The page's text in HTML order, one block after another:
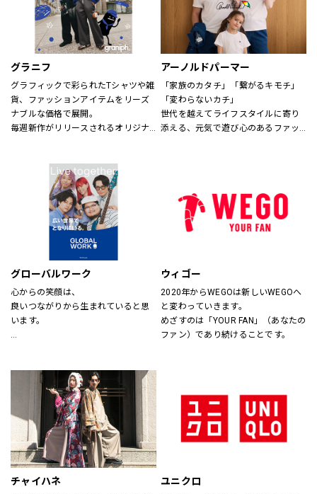
グラニフ
グラフィックで彩られたTシャツや雑
貨、ファッションアイテムをリーズ
ナブルな価格で展開。
毎週新作がリリースされるオリジナ
なコラボレーションまで、
幅広い年代にお楽しみいただける、
さまざまなグラフィックアイテムを
取り揃えてお待ちしております。
アーノルドパーマー
「家族のカタチ」「繋がるキモチ」
「変わらないカチ」
世代を越えてライフスタイルに寄り
添える、元気で遊び心のあるファッ
※イーアスつくば店ではキッズの取
扱いはございません。
グローバルワーク
心からの笑顔は、
良いつながりから生まれていると思
います。
あなたの大切な人と、もっと笑顔に
なれる服を。
心地よさや好感を大切にした
“Good Feeling Wear”で
そんなつながりを、笑顔を、つくり
続けます。
ウィゴー
2020年からWEGOは新しいWEGOへ
と変わっていきます。
めざすのは「YOUR FAN」（あなたの
ファン）であり続けることです。
チャイハネ ユニクロ